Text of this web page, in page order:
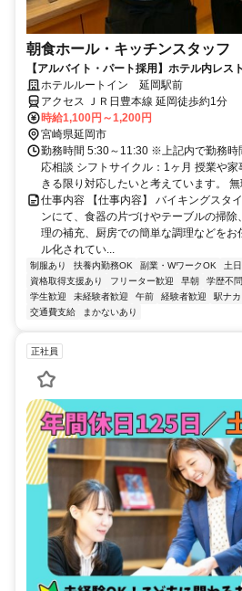
朝食ホール・キッチンスタッフ
【アルバイト・パート採用】ホテル内レス
未経験歓迎！主婦(夫)さん活躍中
ホテルルートイン 延岡駅前
アクセス ＪＲ日豊本線 延岡徒歩約1分
時給1,100円～1,200円
宮崎県延岡市
勤務時間 5:30～11:30 ※上記内で勤務
応相談 シフトサイクル：1ヶ月 授業や
きる限り対応したいと考えています。 無
仕事内容 【仕事内容】 バイキングスタ
ンにて、食器の片づけやテーブルの掃
理の補充、厨房での簡単な調理などを
ル化されてい...
制服あり 扶養内勤務OK 副業・WワークOK 土
資格取得支援あり
フリーター歓迎 早朝 学歴不問
学生歓迎
未経験者歓迎 午前 経験者歓迎 駅ナカ
交通費支給
まかないあり
正社員